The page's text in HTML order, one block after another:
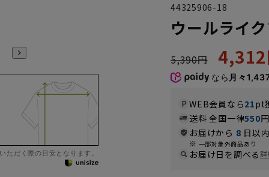
ただく際の目安となります。
44325906-18
ウールライ
5,390円
なら 月々
WEB会員なら21pt
送料 全国一律550
お届けから 8 日以
一部対象外商品あり
お届け日を調べる